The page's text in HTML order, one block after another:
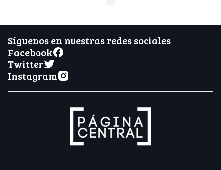
Síguenos en nuestras redes sociales
Facebook
Twitter
Instagram